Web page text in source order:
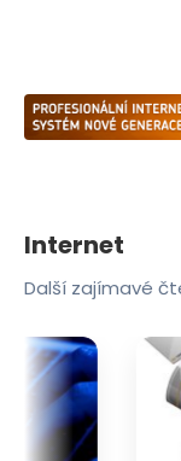
Internet
Další zajímavé